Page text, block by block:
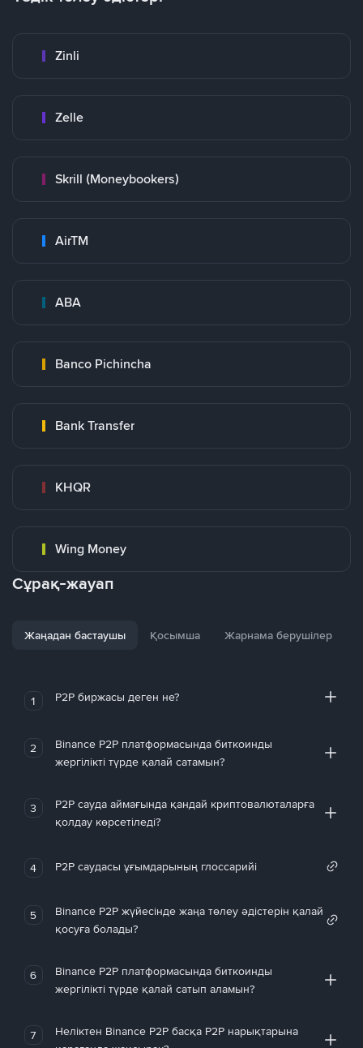
Zinli
Zelle
Skrill (Moneybookers)
AirTM
ABA
Banco Pichincha
Bank Transfer
KHQR
Wing Money
Сұрақ-жауап
Жаңадан бастаушы Қосымша Жарнама берушілер
1 P2P биржасы деген не?
2
Binance P2P платформасында биткоинды
жергілікті түрде қалай сатамын?
3
P2P сауда аймағында қандай криптовалюталарға
қолдау көрсетіледі?
4 P2P саудасы ұғымдарының глоссарийі
5
Binance P2P жүйесінде жаңа төлеу әдістерін қалай
қосуға болады?
6
Binance P2P платформасында биткоинды
жергілікті түрде қалай сатып аламын?
7
Неліктен Binance P2P басқа P2P нарықтарына